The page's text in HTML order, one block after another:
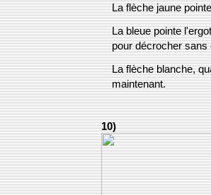
La flèche jaune
La bleue pointe
pour décrocher sans
La flèche blanche,
maintenant.
10)